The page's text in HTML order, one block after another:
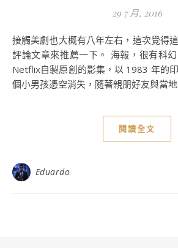
29 7 月, 2016
接觸美劇也大概有八年左右，這次覺得這部真的很不錯，寫個
評論文章來推薦一下。 海報，很有科
Netflix自製原創的影集，以 1983 年的
個小男孩憑空消失，隨著親朋好友與當地
閱讀全文
Eduardo